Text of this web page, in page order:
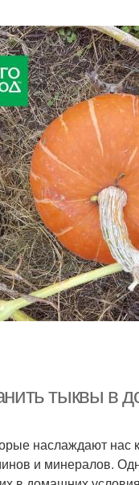
тыквы в
наслаждают нас
и минералов.